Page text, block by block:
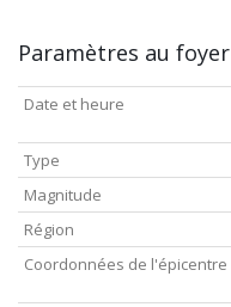
Paramètres au foyer
Date et heure
Type
Magnitude
Région
Coordonnées de l'épicentre